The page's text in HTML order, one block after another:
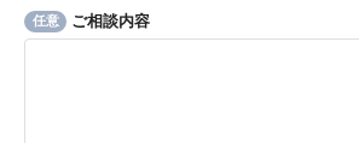
任意 ご相談内容